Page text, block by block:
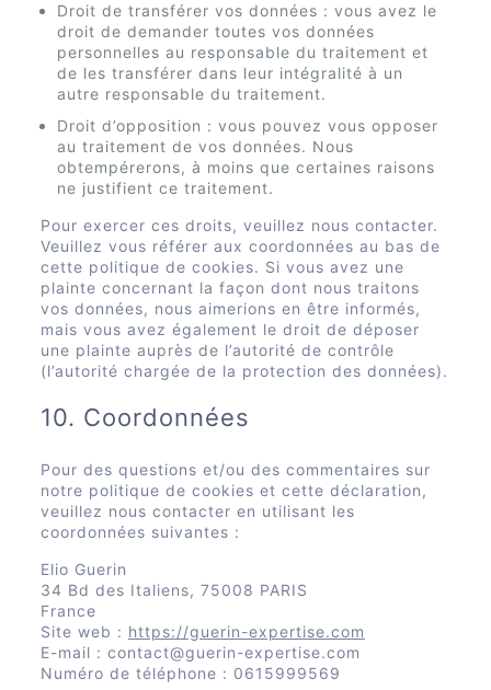
Droit de transférer vos données : vous avez le
droit de demander toutes vos données
personnelles au responsable du traitement et
de les transférer dans leur intégralité à un
autre responsable du traitement.
Droit d’opposition : vous pouvez vous opposer
au traitement de vos données. Nous
obtempérerons, à moins que certaines raisons
ne justifient ce traitement.
Pour exercer ces droits, veuillez nous contacter.
Veuillez vous référer aux coordonnées au bas de
cette politique de cookies. Si vous avez une
plainte concernant la façon dont nous traitons
vos données, nous aimerions en être informés,
mais vous avez également le droit de déposer
une plainte auprès de l’autorité de contrôle
(l’autorité chargée de la protection des données).
10. Coordonnées
Pour des questions et/ou des commentaires sur
notre politique de cookies et cette déclaration,
veuillez nous contacter en utilisant les
coordonnées suivantes :
Elio Guerin
34 Bd des Italiens, 75008 PARIS
France
Site web : https://guerin-expertise.com
E-mail : contact@guerin-expertise.com
Numéro de téléphone : 0615999569